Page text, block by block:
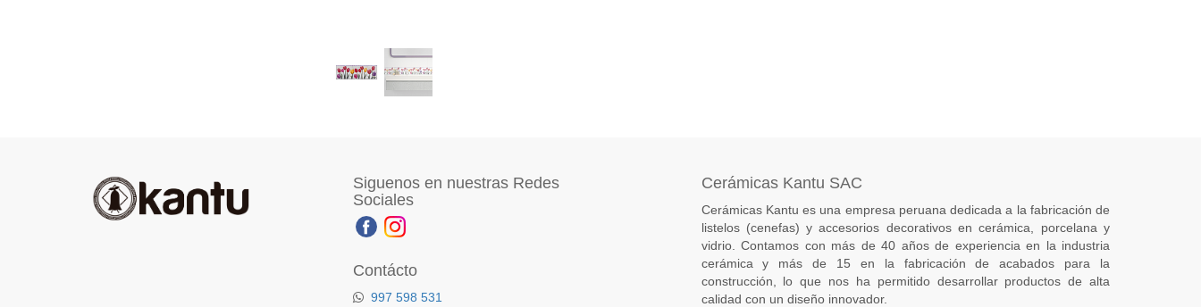
Siguenos en nuestras Redes
Sociales
Contácto
997 598 531
Cerámicas Kantu SAC
Cerámicas Kantu es una empresa peruana dedicada a la fabricación de
listelos (cenefas) y accesorios decorativos en cerámica, porcelana y
vidrio. Contamos con más de 40 años de experiencia en la industria
cerámica y más de 15 en la fabricación de acabados para la
construcción, lo que nos ha permitido desarrollar productos de alta
calidad con un diseño innovador.